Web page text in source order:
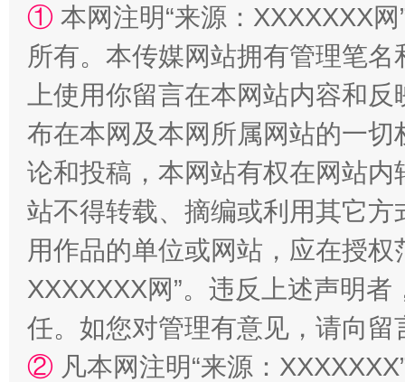
站台名比不上好声名
漫山遍野的桃花与雪山、麦地、白藏房 除
① 本网注明“来源：XXXXXXX
所有。本传媒网站拥有管理笔
上使用你留言在本网站内容和
布在本网及本网所属网站的一
论和投稿，本网站有权在网站
站不得转载、摘编或利用其它
用作品的单位或网站，应在授
XXXXXXX网”。违反上述声明
任。如您对管理有意见，请向
② 凡本网注明“来源：